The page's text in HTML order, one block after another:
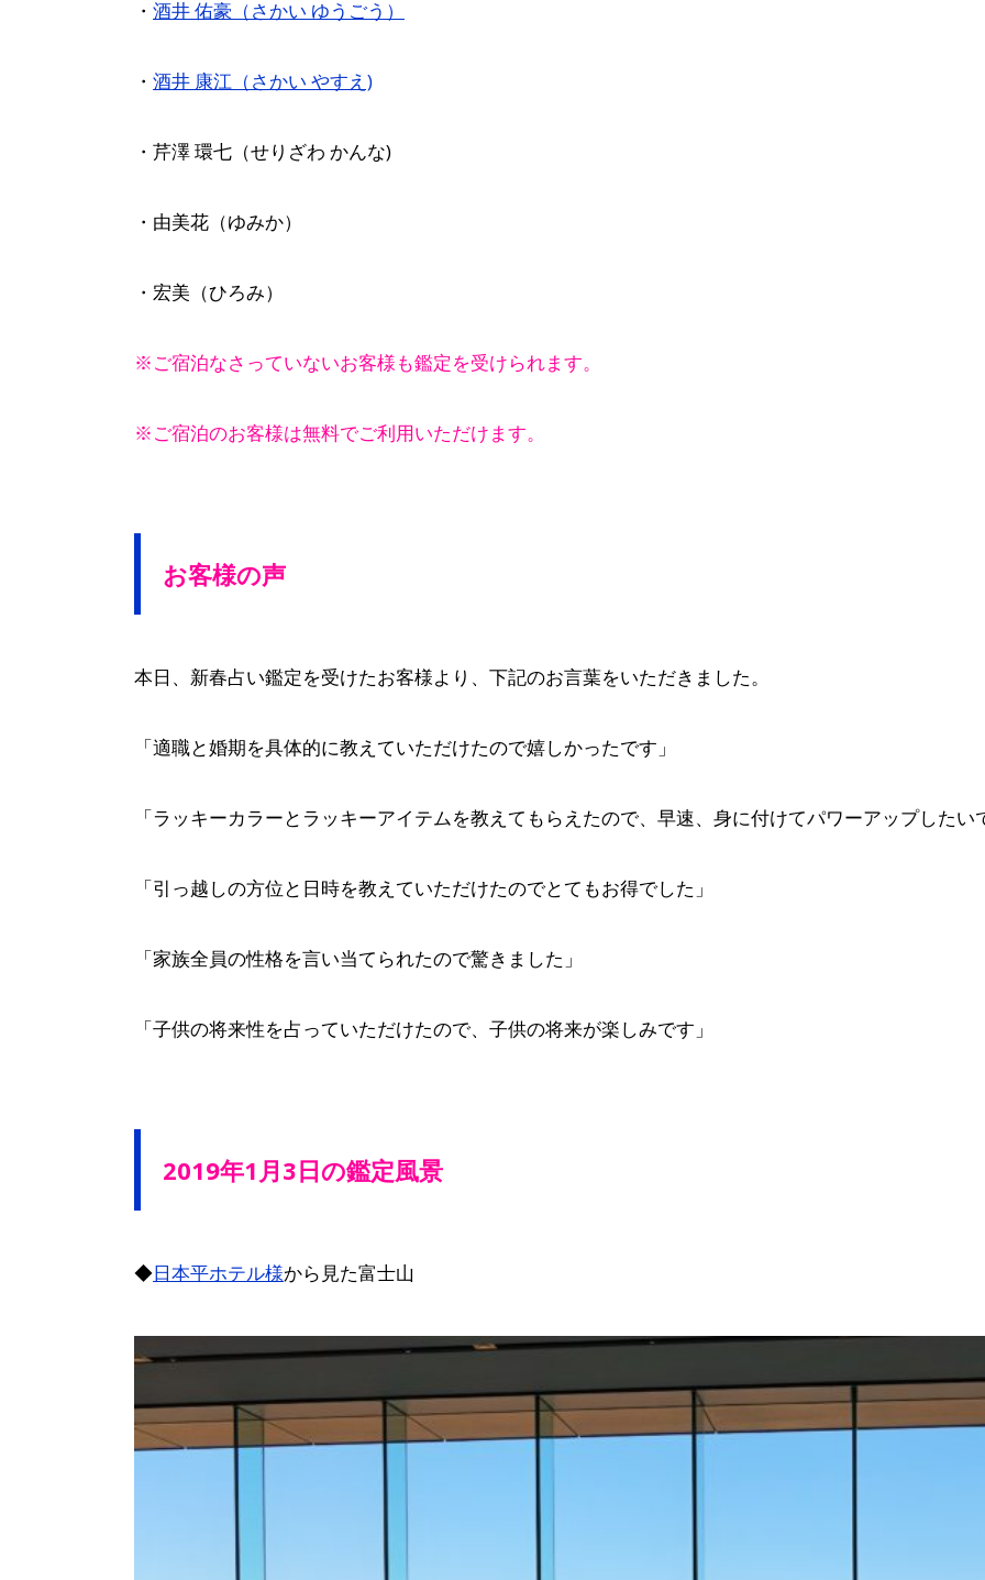
・ 酒井 佑豪（さかい ゆうごう）
・ 酒井 康江（さかい やすえ)
・芹澤 環七（せりざわ かんな)
・由美花（ゆみか）
・宏美（ひろみ）
※ご宿泊なさっていないお客様も鑑定を受けられます。
※ご宿泊のお客様は無料でご利用いただけます。
お客様の声
本日、新春占い鑑定を受けたお客様より、下記のお言葉をいただきました。
「適職と婚期を具体的に教えていただけたので嬉しかったです」
「ラッキーカラーとラッキーアイテムを教えてもらえたので、早速、身に付けてパワーアップしたい
「引っ越しの方位と日時を教えていただけたのでとてもお得でした」
「家族全員の性格を言い当てられたので驚きました」
「子供の将来性を占っていただけたので、子供の将来が楽しみです」
2019年1月3日の鑑定風景
◆日本平ホテル様から見た富士山